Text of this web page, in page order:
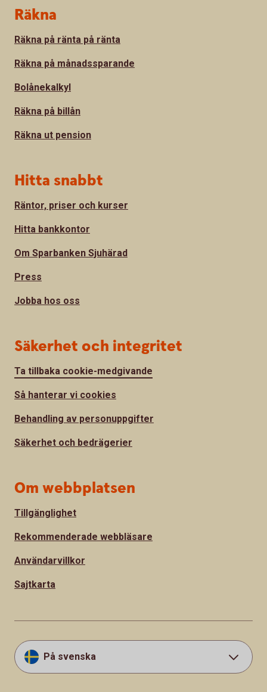
Sidfot
Räkna
Räkna på ränta på ränta
Räkna på månadssparande
Bolånekalkyl
Räkna på billån
Räkna ut pension
Hitta snabbt
Räntor, priser och kurser
Hitta bankkontor
Om Sparbanken Sjuhärad
Press
Jobba hos oss
Säkerhet och integritet
Ta tillbaka cookie-medgivande
Så hanterar vi cookies
Behandling av personuppgifter
Säkerhet och bedrägerier
Om webbplatsen
Tillgänglighet
Rekommenderade webbläsare
Användarvillkor
Sajtkarta
På svenska